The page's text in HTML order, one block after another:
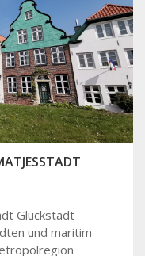
Glückstadt
und maritim